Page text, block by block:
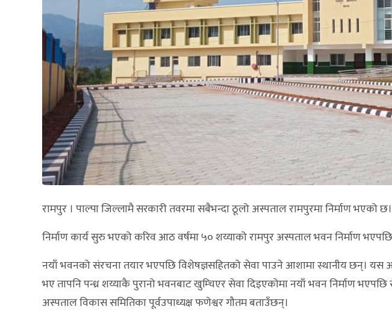
रामपुर । पाल्पा जिल्लामै सरकारी तवरमा सबैभन्दा ठूलो अस्पताल रामपुरमा निर्माण भएको छ।
निर्माण कार्य सुरु भएको करिव आठ वर्षमा ५० शय्याको रामपुर अस्पताल भवन निर्माण
नयाँ भवनको संरचना तयार भएपछि विशेषज्ञसहितको सेवा पाउने आशामा स्थानीय छन्। यस
भए तापनि पन्ध्र शय्याकै पुरानो भवनबाट खुम्चिएर सेवा दिइएकोमा नयाँ भवन निर्माण
अस्पताल विकास समितिका पूर्वउपाध्यक्ष फणेश्वर गौतम बताउँछन्।